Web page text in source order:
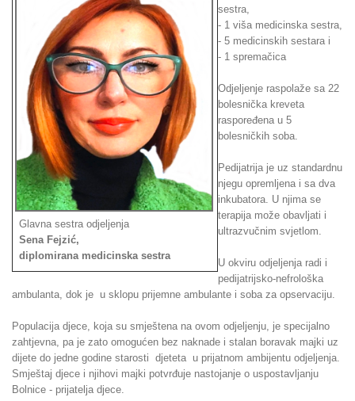
Glavna sestra odjeljenja
Sena Fejzić,
diplomirana medicinska sestra
sestra,
- 1 viša medicinska sestra,
- 5 medicinskih sestara i
- 1 spremačica
Odjeljenje raspolaže sa 22
bolesnička kreveta
raspoređena u 5
bolesničkih soba.
Pedijatrija je uz standardnu
njegu opremljena i sa dva
inkubatora. U njima se
terapija može obavljati i
ultrazvučnim svjetlom.
U okviru odjeljenja radi i
pedijatrijsko-nefrološka
ambulanta, dok je u sklopu prijemne ambulante i soba za opservaciju.
Populacija djece, koja su smještena na ovom odjeljenju, je specijalno
zahtjevna, pa je zato omogućen bez naknade i stalan boravak majki uz
dijete do jedne godine starosti djeteta u prijatnom ambijentu odjeljenja.
Smještaj djece i njihovi majki potvrđuje nastojanje o uspostavljanju
Bolnice - prijatelja djece.